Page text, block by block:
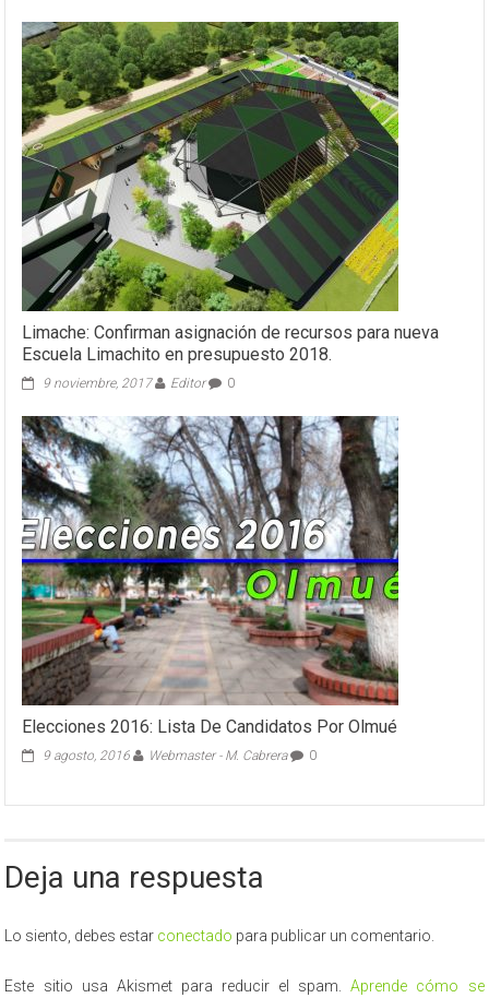
Limache: Confirman asignación de recursos para nueva
Escuela Limachito en presupuesto 2018.
9 noviembre, 2017 Editor 0
Elecciones 2016: Lista De Candidatos Por Olmué
9 agosto, 2016 Webmaster - M. Cabrera 0
Deja una respuesta
Lo siento, debes estar conectado para publicar un comentario.
Este sitio usa Akismet para reducir el spam.Aprende cómo se